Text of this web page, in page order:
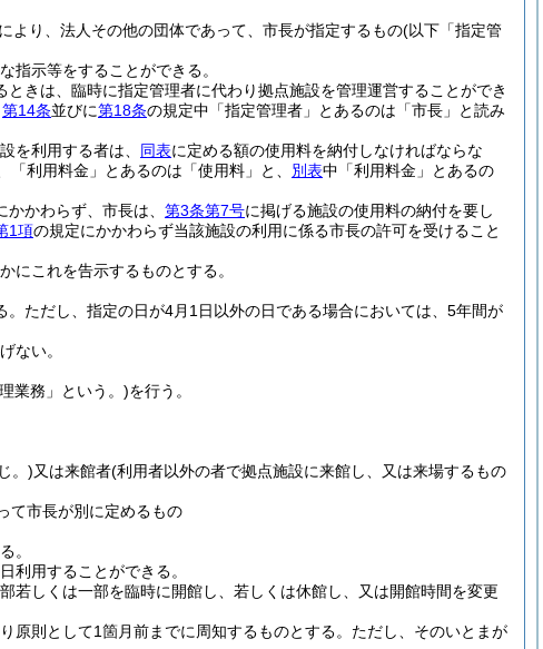
より、法人その他の団体であって、市長が指定するもの(以下「指定管
指示等をすることができる。
きは、臨時に指定管理者に代わり拠点施設を管理運営することができ
第14条並びに第18条の規定中「指定管理者」とあるのは「市長」と読み
を利用する者は、 同表に定める額の使用料を納付しなければならな
利用料金」とあるのは「使用料」と、 別表中「利用料金」とあるの
かかわらず、市長は、 第3条第7号に掲げる施設の使用料の納付を要し
1項の規定にかかわらず当該施設の利用に係る市長の許可を受けること
にこれを告示するものとする。
ただし、指定の日が4月1日以外の日である場合においては、5年間が
ない。
業務」という。)を行う。
。)又は来館者(利用者以外の者で拠点施設に来館し、又は来場するもの
て市長が別に定めるもの
。
利用することができる。
若しくは一部を臨時に開館し、若しくは休館し、又は開館時間を変更
則として1箇月前までに周知するものとする。 ただし、そのいとまが